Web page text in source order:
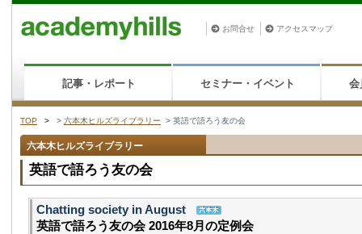
お問合せ アクセスマップ
記事・レポート セミナー・イベント 会
TOP > > 六本木ヒルズライブラリー > 英語で語ろう友の会
六本木ヒルズライブラリー
英語で語ろう友の会
Chatting society in August
英語で語ろう友の会 2016年8月の定例会